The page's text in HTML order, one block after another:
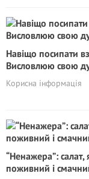
Навіщо посипати
Висловлюю свою
Корисна інформація
“Ненажера”:
поживний і